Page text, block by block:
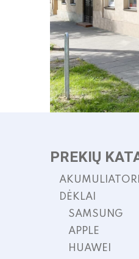
PREKIŲ
DĖKLAI
SAMSUNG
APPLE
HUAWEI